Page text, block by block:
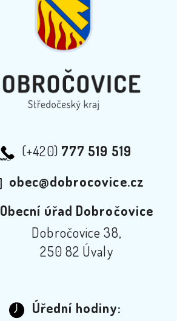
(+420) 777 519 519
obec@dobrocovice.cz
Obecní úřad Dobročovice
Dobročovice 38,
250 82 Úvaly
Úřední hodiny: